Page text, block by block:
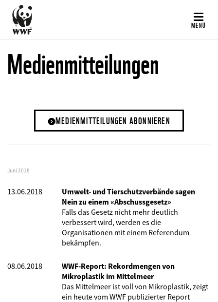
Direkt
zum
Inhalt
MENÜ
Medienmitteilungen
MEDIENMITTEILUNGEN ABONNIEREN
Juni 2018
13.06.2018
Umwelt- und Tierschutzverbände sagen
Nein zu einem «Abschussgesetz»
Falls das Gesetz nicht mehr deutlich
verbessert wird, werden es die
Organisationen mit einem Referendum
bekämpfen.
08.06.2018
WWF-Report: Rekordmengen von
Mikroplastik im Mittelmeer
Das Mittelmeer ist voll von Mikroplastik, zeigt
ein heute vom WWF publizierter Report